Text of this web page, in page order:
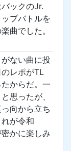
ックのJr.
プバトルを
曲でした。
ない曲に投
レポがTL
からだ。一
思ったが、
向から立ち
が令和
かに楽しみ